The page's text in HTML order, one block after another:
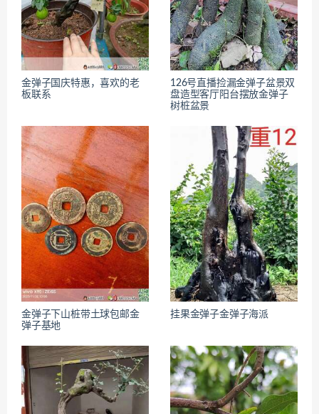
金弹子国庆特惠，喜欢的老
板联系
126号直播捡漏金弹子盆景双
盘造型客厅阳台摆放金弹子
树桩盆景
金弹子下山桩带土球包邮金
弹子基地
挂果金弹子金弹子海派